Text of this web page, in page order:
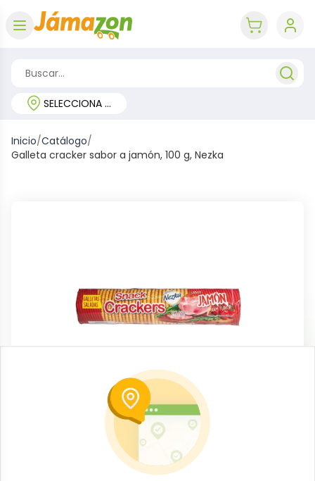
SELECCIONA TU REGIÓN
Inicio/Catálogo/
Galleta cracker sabor a jamón, 100 g, Nezka
Snacks y meriendas
Galleta cracker sabor a jamón, 100 g,